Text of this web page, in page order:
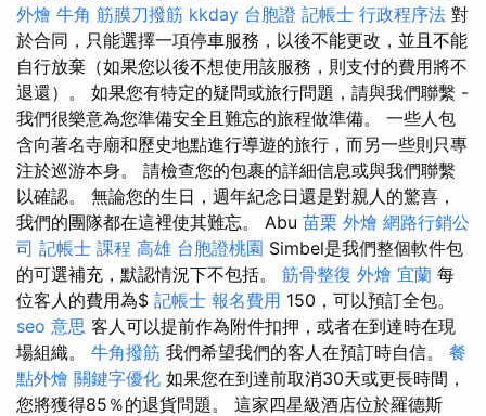
外燴 牛角 筋膜刀撥筋 kkday 台胞證 記帳士 行政程序法 對
於合同，只能選擇一項停車服務，以後不能更改，並且不能
自行放棄（如果您以後不想使用該服務，則支付的費用將不
退還）。 如果您有特定的疑問或旅行問題，請與我們聯繫 -
我們很樂意為您準備安全且難忘的旅程做準備。 一些人包
含向著名寺廟和歷史地點進行導遊的旅行，而另一些則只專
注於巡游本身。 請檢查您的包裹的詳細信息或與我們聯繫
以確認。 無論您的生日，週年紀念日還是對親人的驚喜，
我們的團隊都在這裡使其難忘。 Abu 苗栗 外燴 網路行銷公
司 記帳士 課程 高雄 台胞證桃園 Simbel是我們整個軟件包
的可選補充，默認情況下不包括。 筋骨整復 外燴 宜蘭 每
位客人的費用為$ 記帳士 報名費用 150，可以預訂全包。
seo 意思 客人可以提前作為附件扣押，或者在到達時在現
場組織。 牛角撥筋 我們希望我們的客人在預訂時自信。 餐
點外燴 關鍵字優化 如果您在到達前取消30天或更長時間，
您將獲得85％的退貨問題。 這家四星級酒店位於羅德斯